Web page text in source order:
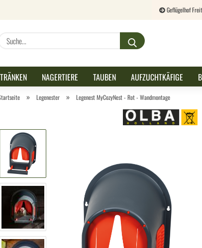
Geflügelhof
Lieferland
E-Mail
Passwort
Suche...
TRÄNKEN NAGERTIERE TAUBEN AUFZUCHTKÄFIGE
» Legenester » Legenest MyCozyNest - Rot - Wandmontage